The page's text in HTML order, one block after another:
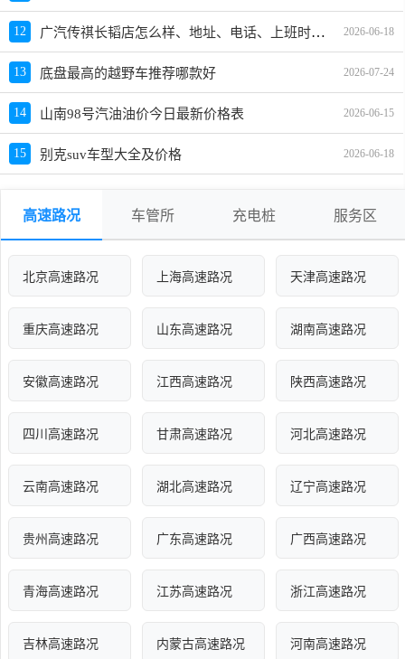
12 广汽传祺长韬店怎么样、地址、电话、上班时间查询 2026-06-18
13 底盘最高的越野车推荐哪款好 2026-07-24
14 山南98号汽油油价今日最新价格表 2026-06-15
15 别克suv车型大全及价格 2026-06-18
高速路况 车管所 充电桩 服务区
北京高速路况 上海高速路况 天津高速路况
重庆高速路况 山东高速路况 湖南高速路况
安徽高速路况 江西高速路况 陕西高速路况
四川高速路况 甘肃高速路况 河北高速路况
云南高速路况 湖北高速路况 辽宁高速路况
贵州高速路况 广东高速路况 广西高速路况
青海高速路况 江苏高速路况 浙江高速路况
吉林高速路况 内蒙古高速路况 河南高速路况